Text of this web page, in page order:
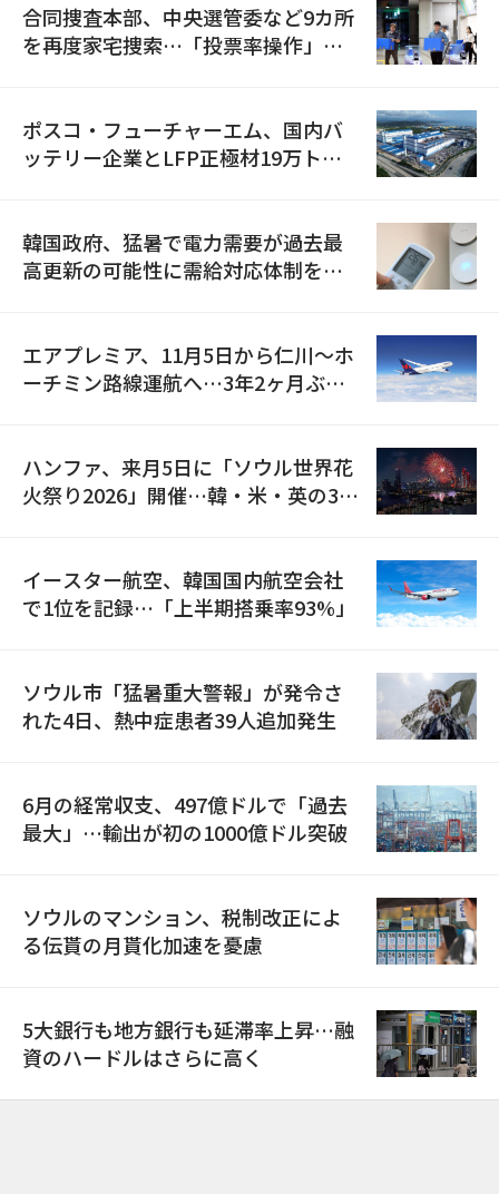
合同捜査本部、中央選管委など9カ所
を再度家宅捜索…「投票率操作」の
ポスコ・フューチャーエム、国内バ
ッテリー企業とLFP正極材19万トン
韓国政府、猛暑で電力需要が過去最
高更新の可能性に需給対応体制を点
エアプレミア、11月5日から仁川〜ホ
ーチミン路線運航へ…3年2ヶ月ぶり
ハンファ、来月5日に「ソウル世界花
火祭り2026」開催…韓・米・英の3カ
イースター航空、韓国国内航空会社
で1位を記録…「上半期搭乗率93%」
ソウル市「猛暑重大警報」が発令さ
れた4日、熱中症患者39人追加発生
6月の経常収支、497億ドルで「過去
最大」…輸出が初の1000億ドル突破
ソウルのマンション、税制改正によ
る伝貰の月貰化加速を憂慮
5大銀行も地方銀行も延滞率上昇…融
資のハードルはさらに高く